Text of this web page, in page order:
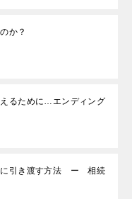
か？
るために…エンディング
に引き渡す方法 ー 相続